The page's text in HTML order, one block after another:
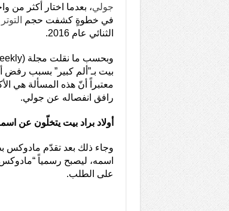
جولي، بعدما اختار أكثر من
في خطوةٍ كشفت حجم
التوتر
الثنائي عام 2016.
بيت بـ”ألم كبير” بسبب رفض
معتبراً أنّ هذه المسألة هي
رافق انفصاله عن جولي.
أولاد براد بيت يتخلّون عن
وجاء ذلك بعد تقدّم مادوكس
اسمه، ليصبح رسمياً
على الطلب.